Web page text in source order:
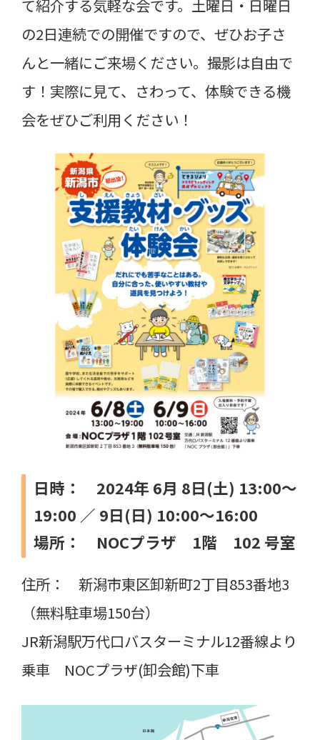
て紹介する気軽な会です。土曜日・日曜日
の2日連続での開催ですので、ぜひお子さ
んと一緒にご来場ください。撮影は自由で
す！実際に見て、さわって、体験できる機
会をぜひご利用ください！
日時： 2024年 6月 8日(土) 13:00～
19:00 ／ 9日(日) 10:00～16:00
場所：
NOCプラザ 1階 102 号室
住所： 新潟市東区卸新町2丁目853番地3
（無料駐車場150台）
JR新潟駅万代口バスターミナル12番線より
乗車 NOCプラザ(卸会館)下車